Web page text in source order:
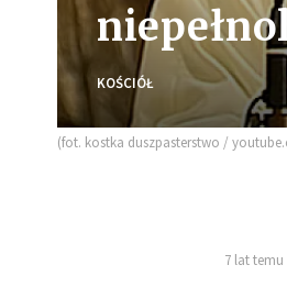
KOŚCIÓŁ
(fot. kostka duszpasterstwo /
7 lat temu